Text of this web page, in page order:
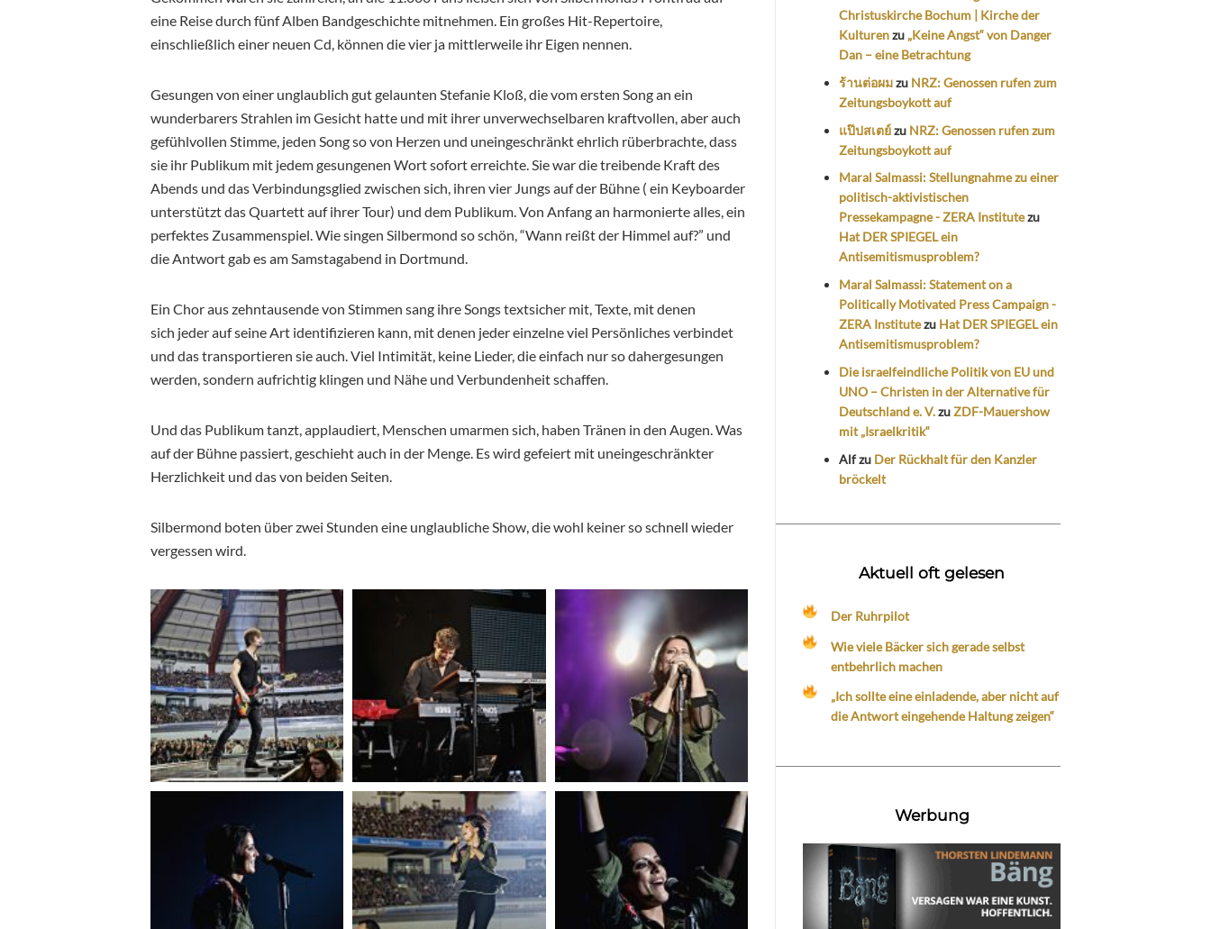
eine Reise durch fünf Alben Bandgeschichte mitnehmen. Ein großes Hit-Repertoire,
einschließlich einer neuen Cd, können die vier ja mittlerweile ihr Eigen nennen.
Gesungen von einer unglaublich gut gelaunten Stefanie Kloß, die vom ersten Song an ein
wunderbarers Strahlen im Gesicht hatte und mit ihrer unverwechselbaren kraftvollen, aber auch
gefühlvollen Stimme, jeden Song so von Herzen und uneingeschränkt ehrlich rüberbrachte, dass
sie ihr Publikum mit jedem gesungenen Wort sofort erreichte. Sie war die treibende Kraft des
Abends und das Verbindungsglied zwischen sich, ihren vier Jungs auf der Bühne ( ein Keyboarder
unterstützt das Quartett auf ihrer Tour) und dem Publikum. Von Anfang an harmonierte alles, ein
perfektes Zusammenspiel. Wie singen Silbermond so schön, “Wann reißt der Himmel auf?” und
die Antwort gab es am Samstagabend in Dortmund.
Ein Chor auszehntausende von Stimmen sang ihre Songs textsicher mit, Texte, mit denen
sich jeder auf seine Art identifizieren kann, mit denen jeder einzelne viel Persönliches verbindet
und das transportieren sie auch. Viel Intimität, keine Lieder, die einfach nur so dahergesungen
werden, sondern aufrichtig klingen und Nähe und Verbundenheit schaffen.
Und das Publikum tanzt, applaudiert, Menschen umarmen sich, haben Tränen in den Augen. Was
auf der Bühne passiert, geschieht auch in der Menge. Es wird gefeiert mit uneingeschränkter
Herzlichkeit und das von beiden Seiten.
Silbermond boten über zwei Stunden eine unglaubliche Show, die wohl keiner so schnell wieder
vergessen wird.
Christuskirche Bochum | Kirche der
Kulturenzu „Keine Angst“ von Danger
Dan – eine Betrachtung
ร้านต่อผมzu NRZ: Genossen rufen zum
Zeitungsboykott auf
แป๊ปสเตย์zu NRZ: Genossen rufen zum
Zeitungsboykott auf
Maral Salmassi: Stellungnahme zu einer
politisch-aktivistischen
Pressekampagne - ZERA Institutezu
Hat DER SPIEGEL ein
Antisemitismusproblem?
Maral Salmassi: Statement on a
Politically Motivated Press Campaign -
ZERA Institutezu Hat DER SPIEGEL ein
Antisemitismusproblem?
Die israelfeindliche Politik von EU und
UNO – Christen in der Alternative für
Deutschland e. V.zuZDF-Mauershow
mit „Israelkritik“
Alfzu Der Rückhalt für den Kanzler
bröckelt
Aktuell oft gelesen
Der Ruhrpilot
Wie viele Bäcker sich gerade selbst
entbehrlich machen
„Ich sollte eine einladende, aber nicht auf
die Antwort eingehende Haltung zeigen“
Werbung